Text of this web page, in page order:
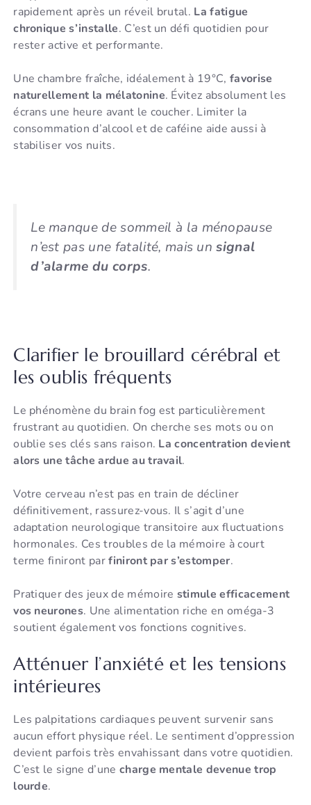
rapidement après un réveil brutal. La fatigue
chronique s’installe. C’est un défi quotidien pour
rester active et performante.
Une chambre fraîche, idéalement à 19°C, favorise
naturellement la mélatonine. Évitez absolument les
écrans une heure avant le coucher. Limiter la
consommation d’alcool et de caféine aide aussi à
stabiliser vos nuits.
Le manque de sommeil à la ménopause
n’est pas une fatalité, mais unsignal
d’alarme du corps.
Clarifier le brouillard cérébral et
les oublis fréquents
Le phénomène du brain fog est particulièrement
frustrant au quotidien. On cherche ses mots ou on
oublie ses clés sans raison. La concentration devient
alors une tâche ardue au travail.
Votre cerveau n’est pas en train de décliner
définitivement, rassurez-vous. Il s’agit d’une
adaptation neurologique transitoire aux fluctuations
hormonales. Ces troubles de la mémoire à court
terme finiront parfiniront par s’estomper.
Pratiquer des jeux de mémoire stimule efficacement
vos neurones. Une alimentation riche en oméga-3
soutient également vos fonctions cognitives.
Atténuer l’anxiété et les tensions
intérieures
Les palpitations cardiaques peuvent survenir sans
aucun effort physique réel. Le sentiment d’oppression
devient parfois très envahissant dans votre quotidien.
C’est le signe d’une charge mentale devenue trop
lourde.